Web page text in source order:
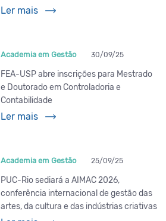
Ler mais
Academia em Gestão 30/09/25
FEA-USP abre inscrições para Mestrado
e Doutorado em Controladoria e
Contabilidade
Ler mais
Academia em Gestão 25/09/25
PUC-Rio sediará a AIMAC 2026,
conferência internacional de gestão das
artes, da cultura e das indústrias criativas